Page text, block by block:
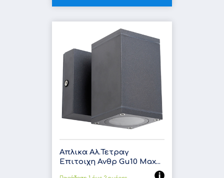
Απλικα Αλ.Τετραγ
Επιτοιχη Ανθρ Gu10 Max...